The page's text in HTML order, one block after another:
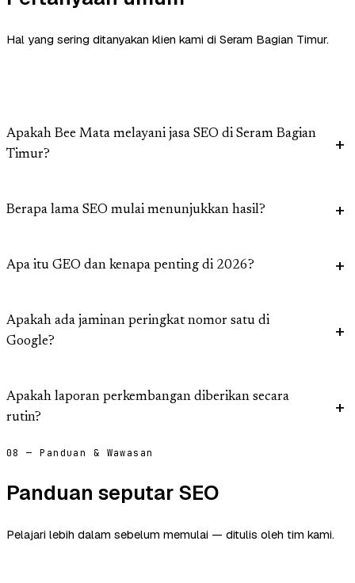
Hal yang sering ditanyakan klien kami di Seram Bagian Timur.
Apakah Bee Mata melayani jasa SEO di Seram Bagian
Timur?
Berapa lama SEO mulai menunjukkan hasil?
Apa itu GEO dan kenapa penting di 2026?
Apakah ada jaminan peringkat nomor satu di
Google?
Apakah laporan perkembangan diberikan secara
rutin?
08 — Panduan & Wawasan
Panduan seputar SEO
Pelajari lebih dalam sebelum memulai — ditulis oleh tim kami.